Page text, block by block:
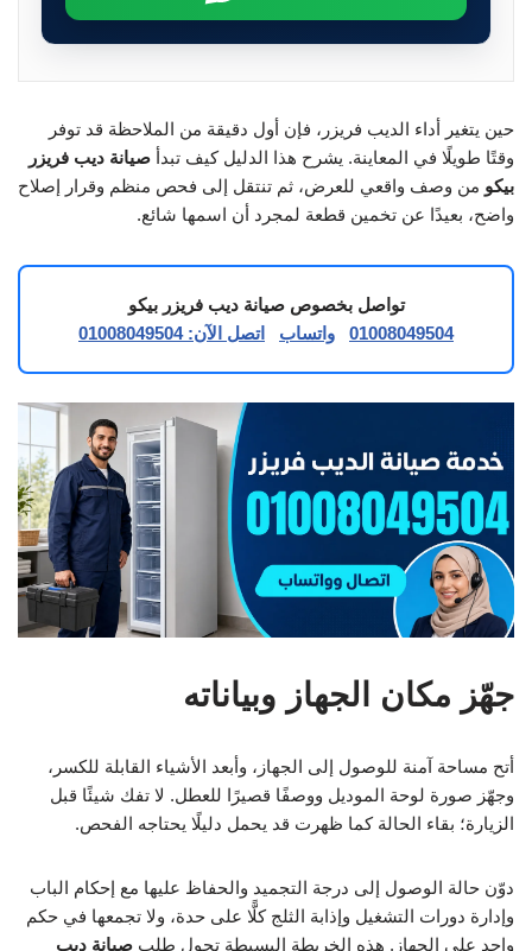
حين يتغير أداء الديب فريزر، فإن أول دقيقة من الملاحظة قد توفر
وقتًا طويلًا في المعاينة. يشرح هذا الدليل كيف تبدأ صيانة ديب فريزر
بيكو من وصف واقعي للعرض، ثم تنتقل إلى فحص منظم وقرار إصلاح
واضح، بعيدًا عن تخمين قطعة لمجرد أن اسمها شائع.
تواصل بخصوص صيانة ديب فريزر بيكو
01008049504
واتساب اتصل الآن: 01008049504
جهّز مكان الجهاز وبياناته
أتح مساحة آمنة للوصول إلى الجهاز، وأبعد الأشياء القابلة للكسر،
وجهّز صورة لوحة الموديل ووصفًا قصيرًا للعطل. لا تفك شيئًا قبل
الزيارة؛ بقاء الحالة كما ظهرت قد يحمل دليلًا يحتاجه الفحص.
دوّن حالة الوصول إلى درجة التجميد والحفاظ عليها مع إحكام الباب
وإدارة دورات التشغيل وإذابة الثلج كلًّا على حدة، ولا تجمعها في حكم
واحد على الجهاز. هذه الخريطة البسيطة تحول طلب صيانة ديب